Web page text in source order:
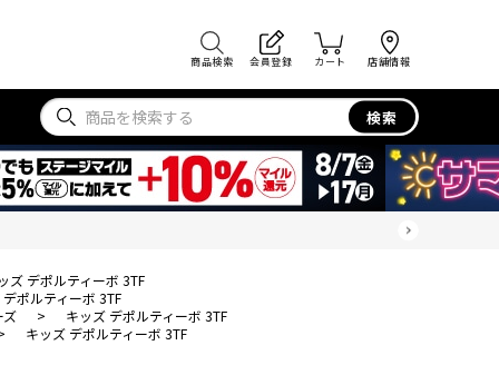
商品検索 会員登録 カート 店舗情報
検索
ズ デポルティーボ 3TF
ポルティーボ 3TF
ズ >
キッズ デポルティーボ 3TF
キッズ デポルティーボ 3TF